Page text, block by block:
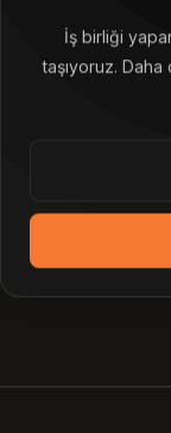
İş birliği
taşıyoruz.